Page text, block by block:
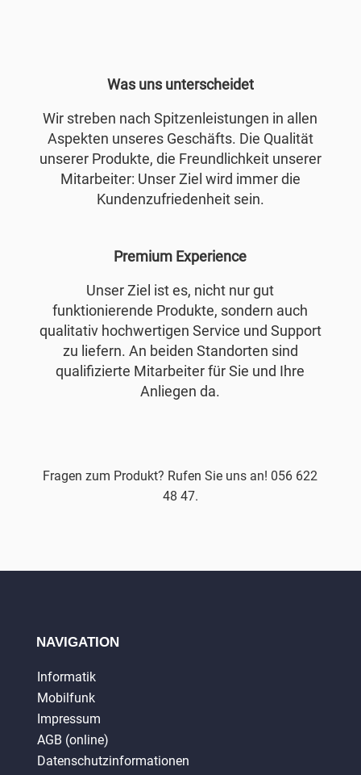
Was uns unterscheidet
Wir streben nach Spitzenleistungen in allen
Aspekten unseres Geschäfts. Die Qualität
unserer Produkte, die Freundlichkeit unserer
Mitarbeiter: Unser Ziel wird immer die
Kundenzufriedenheit sein.
Premium Experience
Unser Ziel ist es, nicht nur gut
funktionierende Produkte, sondern auch
qualitativ hochwertigen Service und Support
zu liefern. An beiden Standorten sind
qualifizierte Mitarbeiter für Sie und Ihre
Anliegen da.
Fragen zum Produkt? Rufen Sie uns an! 056 622
48 47.
NAVIGATION
Informatik
Mobilfunk
Impressum
AGB (online)
Datenschutzinformationen